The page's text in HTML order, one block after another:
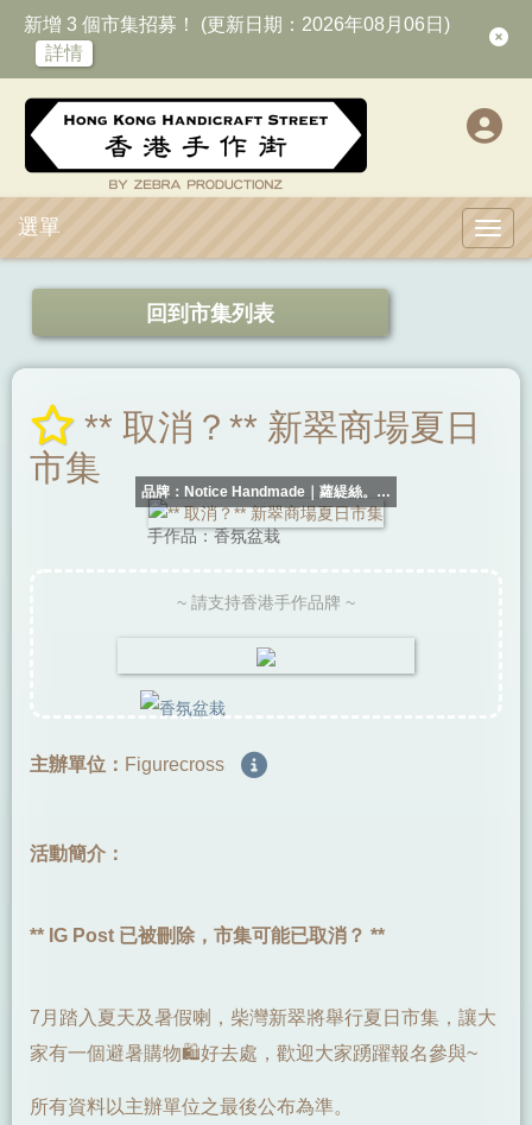
新增 3 個市集招募！ (更新日期：2026年08月06日)
詳情
選單
回到市集列表
** 取消？** 新翠商場夏日
市集
~ 請支持香港手作品牌 ~
品牌：Notice Handmade｜蘿緹絲。手
作
手作品：香氛盆栽
主辦單位： Figurecross
活動簡介：
** IG Post 已被刪除，市集可能已取消？ **
7月踏入夏天及暑假喇，柴灣新翠將舉行夏日市集，讓大
家有一個避暑購物🛍️好去處，歡迎大家踴躍報名參與~
所有資料以主辦單位之最後公布為準。